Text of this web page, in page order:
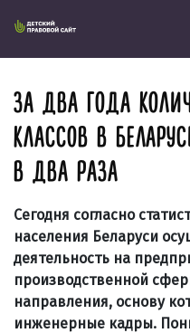
ЗА ДВА ГОДА
КЛАССОВ В
В ДВА РАЗА
Сегодня согласно
населения Беларуси
деятельность на
производственной
направления, основу
инженерные кадры.